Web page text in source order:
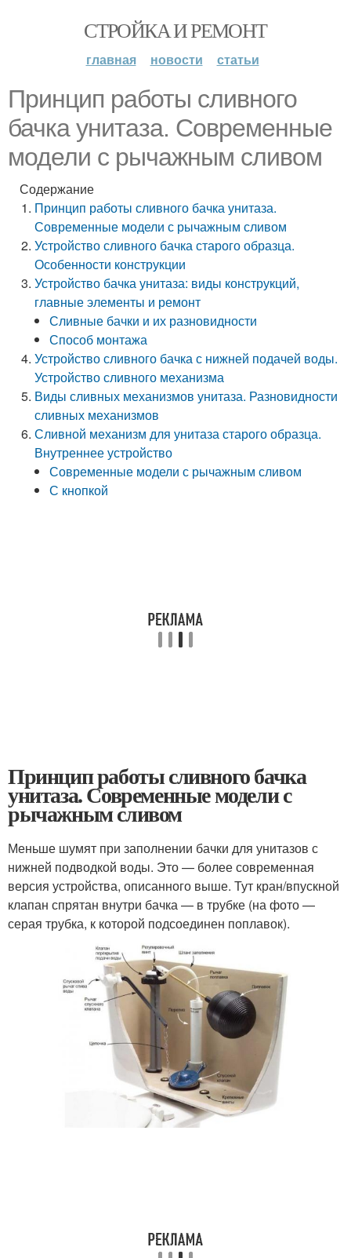
СТРОЙКА И РЕМОНТ
главная новости статьи
Принцип работы сливного
бачка унитаза. Современные
модели с рычажным сливом
Содержание
Принцип работы сливного бачка унитаза.
Современные модели с рычажным сливом
Устройство сливного бачка старого образца.
Особенности конструкции
Устройство бачка унитаза: виды конструкций,
главные элементы и ремонт
Сливные бачки и их разновидности
Способ монтажа
Устройство сливного бачка с нижней подачей воды.
Устройство сливного механизма
Виды сливных механизмов унитаза. Разновидности
сливных механизмов
Сливной механизм для унитаза старого образца.
Внутреннее устройство
Современные модели с рычажным сливом
С кнопкой
Принцип работы сливного бачка
унитаза. Современные модели с
рычажным сливом
Меньше шумят при заполнении бачки для унитазов с
нижней подводкой воды. Это — более современная
версия устройства, описанного выше. Тут кран/впускной
клапан спрятан внутри бачка — в трубке (на фото —
серая трубка, к которой подсоединен поплавок).